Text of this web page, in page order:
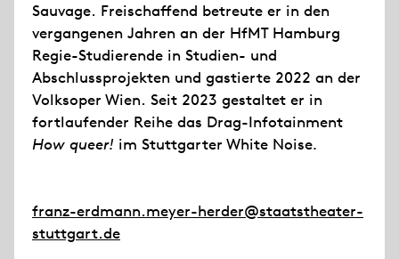
Sauvage. Freischaffend betreute er in den
vergangenen Jahren an der HfMT Hamburg
Regie-Studierende in Studien- und
Abschlussprojekten und gastierte 2022 an der
Volksoper Wien. Seit 2023 gestaltet er in
fortlaufender Reihe das Drag-Infotainment
How queer! im Stuttgarter White Noise.
franz-erdmann.meyer-herder@staatstheater-
stuttgart.de